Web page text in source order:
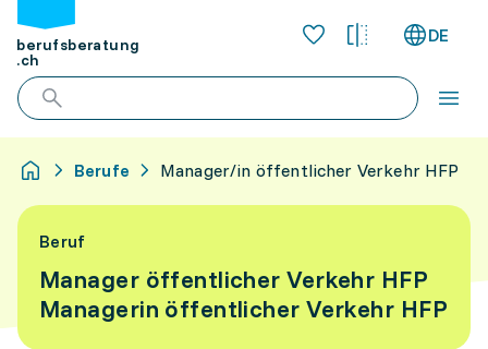
berufsberatung
.ch
DE
Berufe Manager/in öffentlicher Verkehr HFP
Beruf
Manager öffentlicher Verkehr HFP
Managerin öffentlicher Verkehr HFP